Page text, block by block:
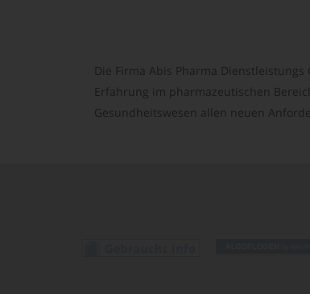
Die Firma Abis Pharma
Erfahrung im pharmazeutischen
Gesundheitswesen allen neuen